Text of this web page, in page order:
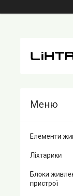
Елементи
Ліхтарики
Блоки
пристрої